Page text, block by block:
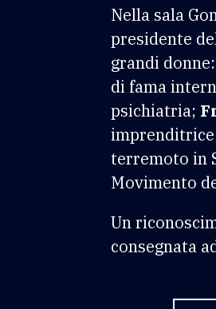
Nella sala
presidente
grandi donne:
di fama
psichiatria;
terremoto in
Movimento
Un
consegnata